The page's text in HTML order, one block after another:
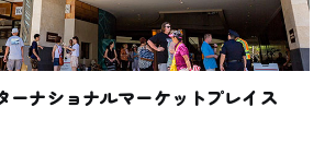
ーナショナルマーケットプレイス